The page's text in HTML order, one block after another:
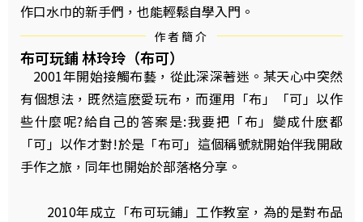
作口水巾的新手們，也能輕鬆自學入門。
作者簡介
布可玩鋪 林玲玲（布可）
2001年開始接觸布藝，從此深深著迷。某天心中突然
有個想法，既然這麽愛玩布，而運用「布」「可」以作
些什麼呢?給自己的答案是:我要把「布」變成什麽都
「可」以作才對!於是「布可」這個稱號就開始伴我開啟
手作之旅，同年也開始於部落格分享。
2010年成立「布可玩鋪」工作教室，為的是對布品